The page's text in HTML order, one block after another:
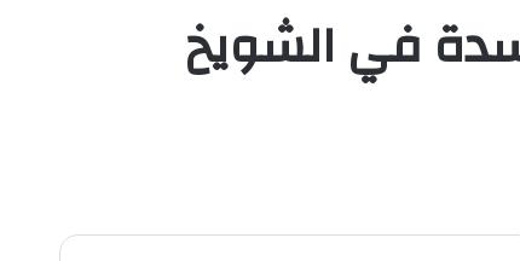
في الشويخ